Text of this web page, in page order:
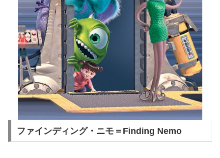
ファインディング・ニモ＝Finding Nemo